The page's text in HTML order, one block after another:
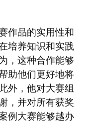
作品的实用性和
培养知识和实践
，这种合作能够
助他们更好地将
外，他对大赛组
，并对所有获奖
例大赛能够越办